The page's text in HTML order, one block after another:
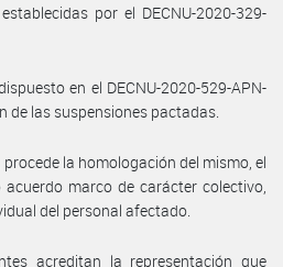
por el DECNU-2020-329-
en el DECNU-2020-529-APN-
de las suspensiones pactadas.
la homologación del mismo, el
marco de carácter colectivo,
del personal afectado.
acreditan la representación que